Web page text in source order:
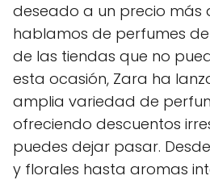
deseado a un precio más
hablamos de perfumes
de las tiendas que no
esta ocasión, Zara ha
amplia variedad de
ofreciendo descuentos
puedes dejar pasar.
y florales hasta aromas